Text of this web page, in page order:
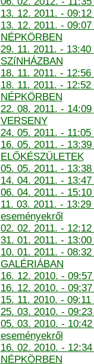
13. 12. 2011. -
13. 12. 2011. -
NÉPKÖRBEN
29. 11. 2011. -
SZíNHÁZBAN
18. 11. 2011. -
18. 11. 2011. -
NÉPKÖRBEN
22. 08. 2011. -
VERSENY
24. 05. 2011. -
16. 05. 2011. -
ELŐKÉSZÜLETEK
05. 05. 2011. -
14. 04. 2011. -
06. 04. 2011. -
11. 03. 2011. -
eseményekről
02. 02. 2011. -
31. 01. 2011. -
10. 01. 2011. -
GALÉRIÁBAN
16. 12. 2010. -
16. 12. 2010. -
15. 11. 2010. -
25. 03. 2010. -
05. 03. 2010. -
eseményekről
16. 02. 2010. -
NÉPKÖRBEN